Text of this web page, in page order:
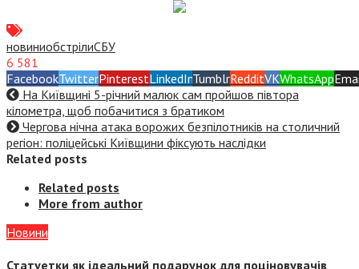
новиниобстрілиСБУ
6 581
FacebookTwitterPinterestLinkedInTumblrRedditVKWhatsApp
На Київщині 5-річний малюк сам пройшов півтора
кілометра, щоб побачитися з братиком
Чергова нічна атака ворожих безпілотників на столичний
регіон: поліцейські Київщини фіксують наслідки
Related posts
Related posts
More from author
Новини
Статуетки як ідеальний подарунок для поціновувачів